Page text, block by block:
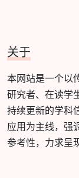
关于
本网站是一个以
研究者、在读学
持续更新的学科
应用为主线，强
参考性，力求呈